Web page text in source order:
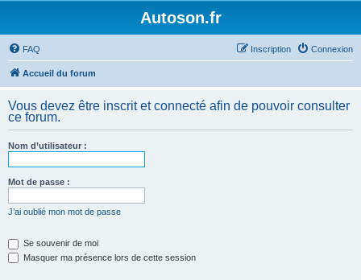
Autoson.fr
FAQ Connexion
Inscription
Accueil du forum
Vous devez être inscrit et connecté afin de pouvoir consulter
ce forum.
Nom d’utilisateur :
Mot de passe :
J’ai oublié mon mot de passe
Se souvenir de moi
Masquer ma présence lors de cette session